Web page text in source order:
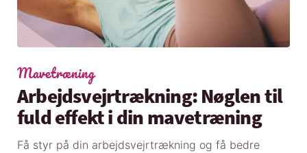
Mavetræning
Arbejdsvejrtrækning: Nøglen til
fuld effekt i din mavetræning
Få styr på din arbejdsvejrtrækning og få bedre